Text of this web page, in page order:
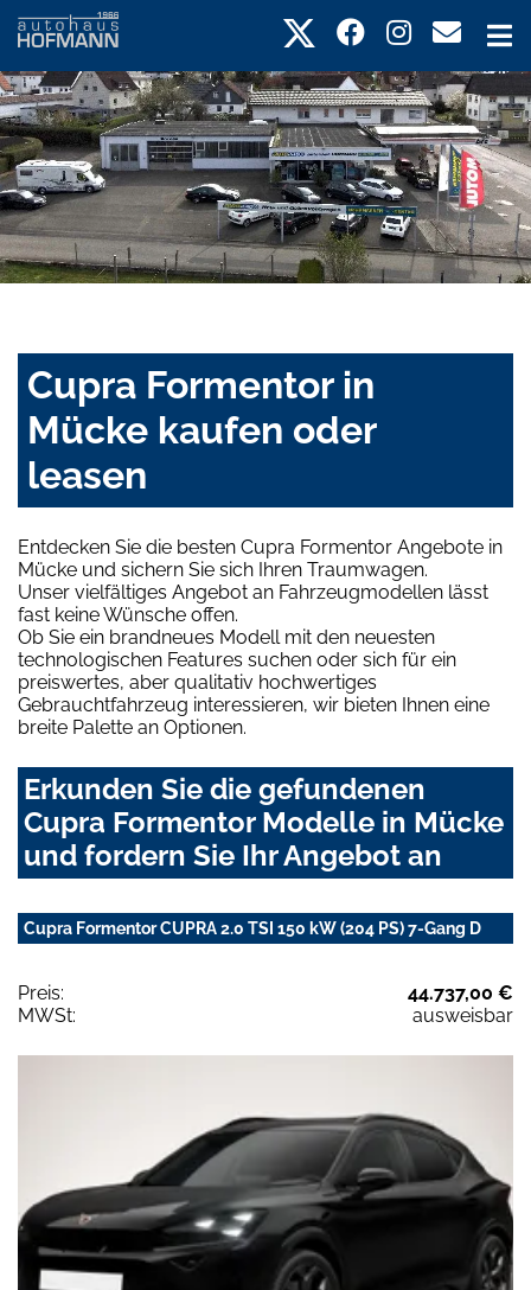
Cupra Formentor in
Mücke kaufen oder
leasen
Entdecken Sie die besten Cupra Formentor Angebote in
Mücke und sichern Sie sich Ihren Traumwagen.
Unser vielfältiges Angebot an Fahrzeugmodellen lässt
fast keine Wünsche offen.
Ob Sie ein brandneues Modell mit den neuesten
technologischen Features suchen oder sich für ein
preiswertes, aber qualitativ hochwertiges
Gebrauchtfahrzeug interessieren, wir bieten Ihnen eine
breite Palette an Optionen.
Erkunden Sie die gefundenen
Cupra Formentor Modelle in Mücke
und fordern Sie Ihr Angebot an
Cupra Formentor CUPRA 2.0 TSI 150 kW (204 PS) 7-Gang D
Preis:
44.737,00 €
MWSt:
ausweisbar